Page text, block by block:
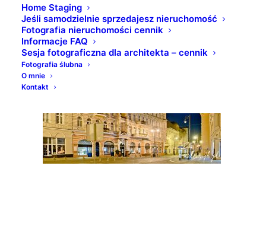
Home Staging
Jeśli samodzielnie sprzedajesz nieruchomość
Fotografia nieruchomości cennik
Informacje FAQ
Sesja fotograficzna dla architekta – cennik
Fotografia ślubna
O mnie
Kontakt